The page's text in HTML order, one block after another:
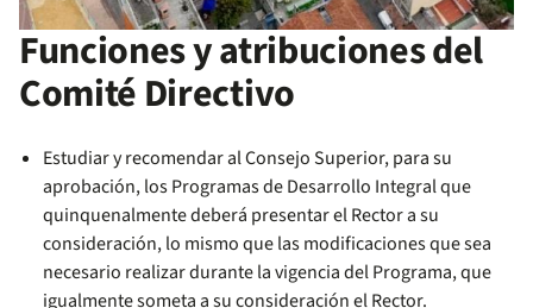
Funciones y atribuciones del
Comité Directivo
Estudiar y recomendar al Consejo Superior, para su
aprobación, los Programas de Desarrollo Integral que
quinquenalmente deberá presentar el Rector a su
consideración, lo mismo que las modificaciones que sea
necesario realizar durante la vigencia del Programa, que
igualmente someta a su consideración el Rector.